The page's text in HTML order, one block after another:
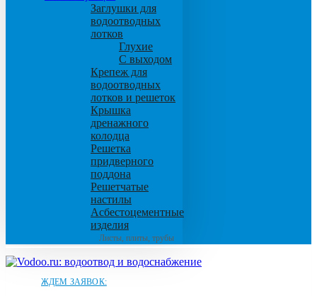
Заглушки для
водоотводных
лотков
Глухие
С выходом
Крепеж для
водоотводных
лотков и решеток
Крышка
дренажного
колодца
Решетка
придверного
поддона
Решетчатые
настилы
Асбестоцементные
изделия
Листы, плиты, трубы
ЖДЕМ ЗАЯВОК: